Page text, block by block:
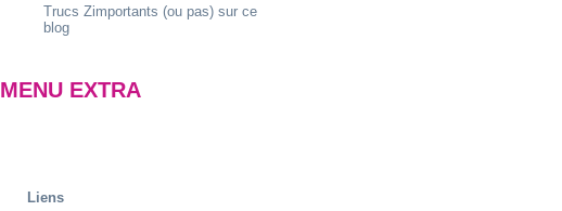
Trucs Zimportants (ou pas) sur ce
blog
MENU EXTRA
Liens